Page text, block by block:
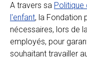
ENFR
A travers sa
l'enfant, la Fondation
nécessaires, lors de
employés, pour
souhaitant travailler